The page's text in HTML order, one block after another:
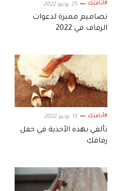
#أناقتك 25 يونيو 2022
تصاميم مميزة لدعوات
الزفاف في 2022
#أناقتك 15 يونيو 2022
تألقي بهذه الأحذية في حفل
زفافكِ